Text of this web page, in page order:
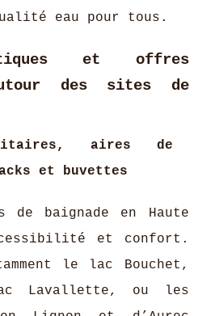
eau pour tous.
et offres
des sites de
aires de
et buvettes
de baignade en Haute
et confort.
le lac Bouchet,
Lavallette, ou les